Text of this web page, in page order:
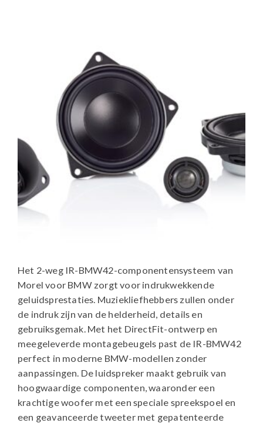
Het 2-weg IR-BMW42-componentensysteem van
Morel voor BMW zorgt voor indrukwekkende
geluidsprestaties. Muziekliefhebbers zullen onder
de indruk zijn van de helderheid, details en
gebruiksgemak. Met het DirectFit-ontwerp en
meegeleverde montagebeugels past de IR-BMW42
perfect in moderne BMW-modellen zonder
aanpassingen. De luidspreker maakt gebruik van
hoogwaardige componenten, waaronder een
krachtige woofer met een speciale spreekspoel en
een geavanceerde tweeter met gepatenteerde